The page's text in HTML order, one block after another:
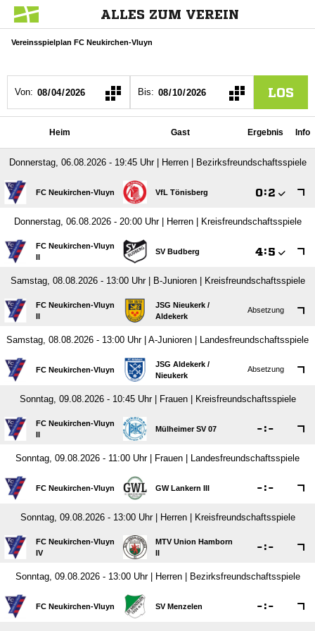
ALLES ZUM VEREIN
Vereinsspielplan FC Neukirchen-Vluyn
Von: Bis: LOS
Heim Gast Ergebnis Info
Donnerstag, 06.08.2026 - 19:45 Uhr | Herren | Bezirksfreundschaftsspiele
FC Neukirchen-Vluyn VfL Tönisberg :
Donnerstag, 06.08.2026 - 20:00 Uhr | Herren | Kreisfreundschaftsspiele
FC Neukirchen-Vluyn
II
SV Budberg :
Samstag, 08.08.2026 - 13:00 Uhr | B-Junioren | Kreisfreundschaftsspiele
FC Neukirchen-Vluyn
II
JSG Nieukerk /​
Aldekerk
Absetzung
Samstag, 08.08.2026 - 13:00 Uhr | A-Junioren | Landesfreundschaftsspiele
FC Neukirchen-Vluyn
JSG Aldekerk /​
Nieukerk
Absetzung
Sonntag, 09.08.2026 - 10:45 Uhr | Frauen | Kreisfreundschaftsspiele
FC Neukirchen-Vluyn
II
Mülheimer SV 07 :
Sonntag, 09.08.2026 - 11:00 Uhr | Frauen | Landesfreundschaftsspiele
FC Neukirchen-Vluyn GW Lankern III :
Sonntag, 09.08.2026 - 13:00 Uhr | Herren | Kreisfreundschaftsspiele
FC Neukirchen-Vluyn
IV
MTV Union Hamborn
II
:
Sonntag, 09.08.2026 - 13:00 Uhr | Herren | Bezirksfreundschaftsspiele
FC Neukirchen-Vluyn SV Menzelen :